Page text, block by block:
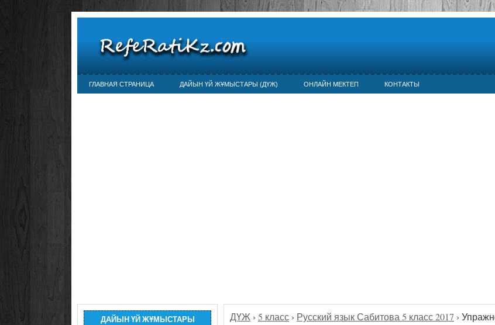
ГЛАВНАЯ СТРАНИЦА ДАЙЫН ҮЙ ЖҰМЫСТАРЫ (ДҮЖ) ОНЛАЙН МЕКТЕП КОНТАКТЫ
ДАЙЫН ҮЙ ЖҰМЫСТАРЫ ДҮЖ › 5 класс › Русский язык Сабитова 5 класс 2017 ›